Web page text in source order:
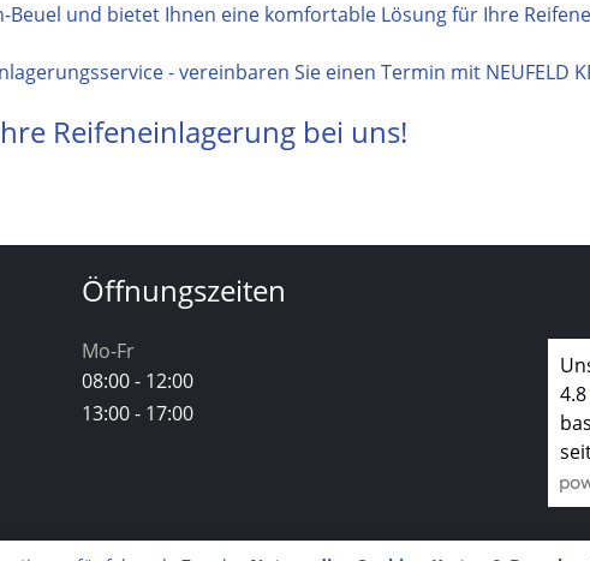
und bietet Ihnen eine komfortable Lösung für Ihre
- vereinbaren Sie einen Termin mit NEUFELD
Reifeneinlagerung bei uns!
Öffnungszeiten
Mo-Fr
08:00 - 12:00
13:00 - 17:00
4.8